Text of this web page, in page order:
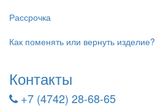
Рассрочка
Как поменять или вернуть изделие?
Контакты
+7 (4742) 28-68-65